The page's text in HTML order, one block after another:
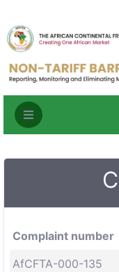
Complaint number
AfCFTA-000-135